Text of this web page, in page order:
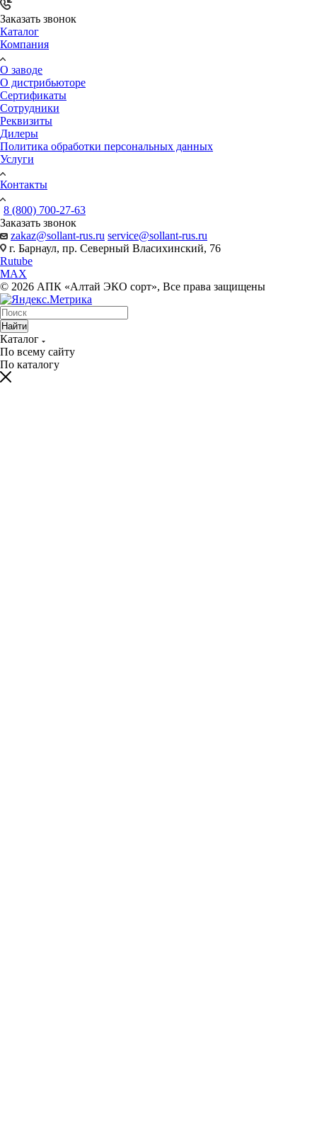
Заказать звонок
Каталог
Компания
О заводе
О дистрибьюторе
Сертификаты
Сотрудники
Реквизиты
Дилеры
Политика обработки персональных данных
Услуги
Контакты
8 (800) 700-27-63
Заказать звонок
zakaz@sollant-rus.ru service@sollant-rus.ru
г. Барнаул, пр. Северный Власихинский, 76
Rutube
MAX
© 2026 АПК «Алтай ЭКО сорт», Все права защищены
Найти
Каталог
По всему сайту
По каталогу